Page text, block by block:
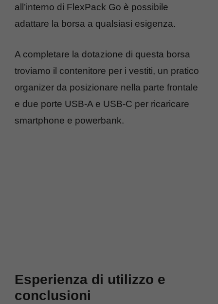
all’interno di FlexPack Go è possibile
adattare la borsa a qualsiasi esigenza.
A completare la dotazione di questa borsa
troviamo il contenitore per i vestiti, un pratico
organizer da posizionare nella parte frontale
e due porte USB-A e USB-C per ricaricare
smartphone e powerbank.
Esperienza di utilizzo e
conclusioni